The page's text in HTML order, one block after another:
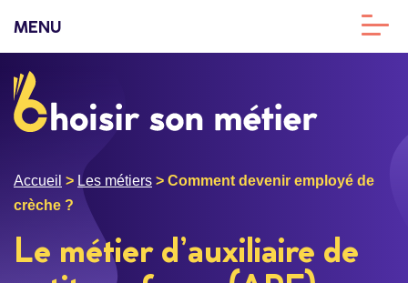
MENU
Accueil > Les métiers > Comment devenir employé de
crèche ?
Le métier d’auxiliaire de